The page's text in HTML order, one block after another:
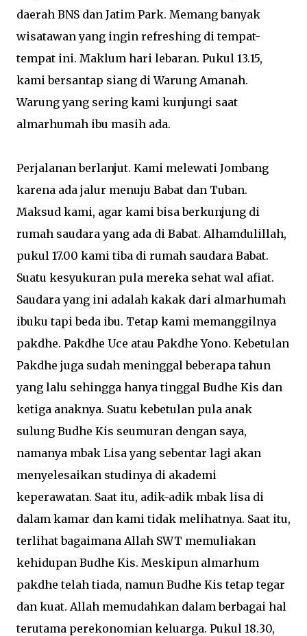
daerah BNS dan Jatim Park. Memang banyak
wisatawan yang ingin refreshing di tempat-
tempat ini. Maklum hari lebaran. Pukul 13.15,
kami bersantap siang di Warung Amanah.
Warung yang sering kami kunjungi saat
almarhumah ibu masih ada.
Perjalanan berlanjut. Kami melewati Jombang
karena ada jalur menuju Babat dan Tuban.
Maksud kami, agar kami bisa berkunjung di
rumah saudara yang ada di Babat. Alhamdulillah,
pukul 17.00 kami tiba di rumah saudara Babat.
Suatu kesyukuran pula mereka sehat wal afiat.
Saudara yang ini adalah kakak dari almarhumah
ibuku tapi beda ibu. Tetap kami memanggilnya
pakdhe. Pakdhe Uce atau Pakdhe Yono. Kebetulan
Pakdhe juga sudah meninggal beberapa tahun
yang lalu sehingga hanya tinggal Budhe Kis dan
ketiga anaknya. Suatu kebetulan pula anak
sulung Budhe Kis seumuran dengan saya,
namanya mbak Lisa yang sebentar lagi akan
menyelesaikan studinya di akademi
keperawatan. Saat itu, adik-adik mbak lisa di
dalam kamar dan kami tidak melihatnya. Saat itu,
terlihat bagaimana Allah SWT memuliakan
kehidupan Budhe Kis. Meskipun almarhum
pakdhe telah tiada, namun Budhe Kis tetap tegar
dan kuat. Allah memudahkan dalam berbagai hal
terutama perekonomian keluarga. Pukul 18.30,